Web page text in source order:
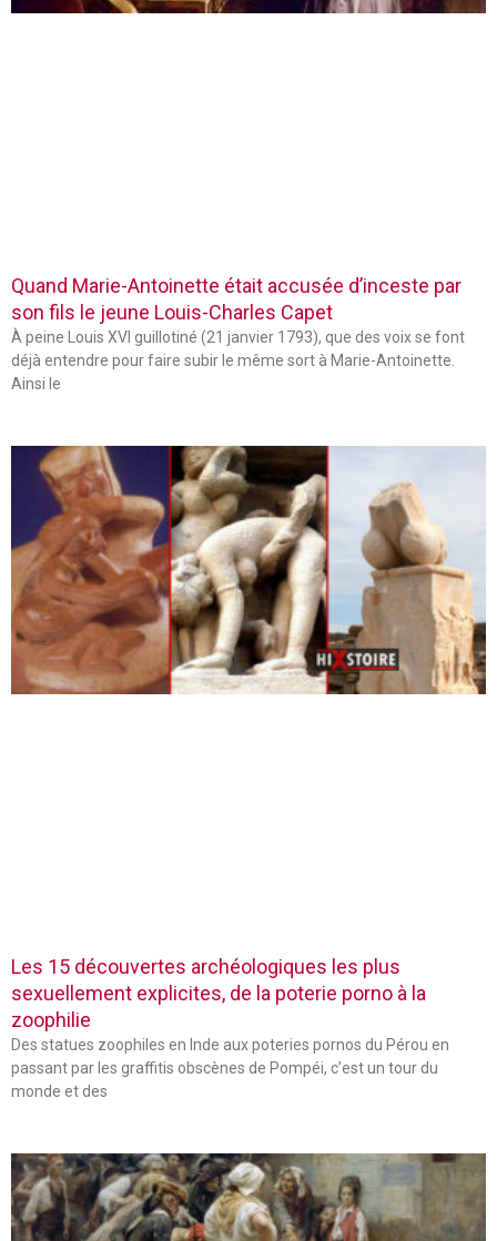
Quand Marie-Antoinette était accusée d’inceste par
son fils le jeune Louis-Charles Capet
À peine Louis XVI guillotiné (21 janvier 1793), que des voix se font
déjà entendre pour faire subir le même sort à Marie-Antoinette.
Ainsi le
Les 15 découvertes archéologiques les plus
sexuellement explicites, de la poterie porno à la
zoophilie
Des statues zoophiles en Inde aux poteries pornos du Pérou en
passant par les graffitis obscènes de Pompéi, c’est un tour du
monde et des